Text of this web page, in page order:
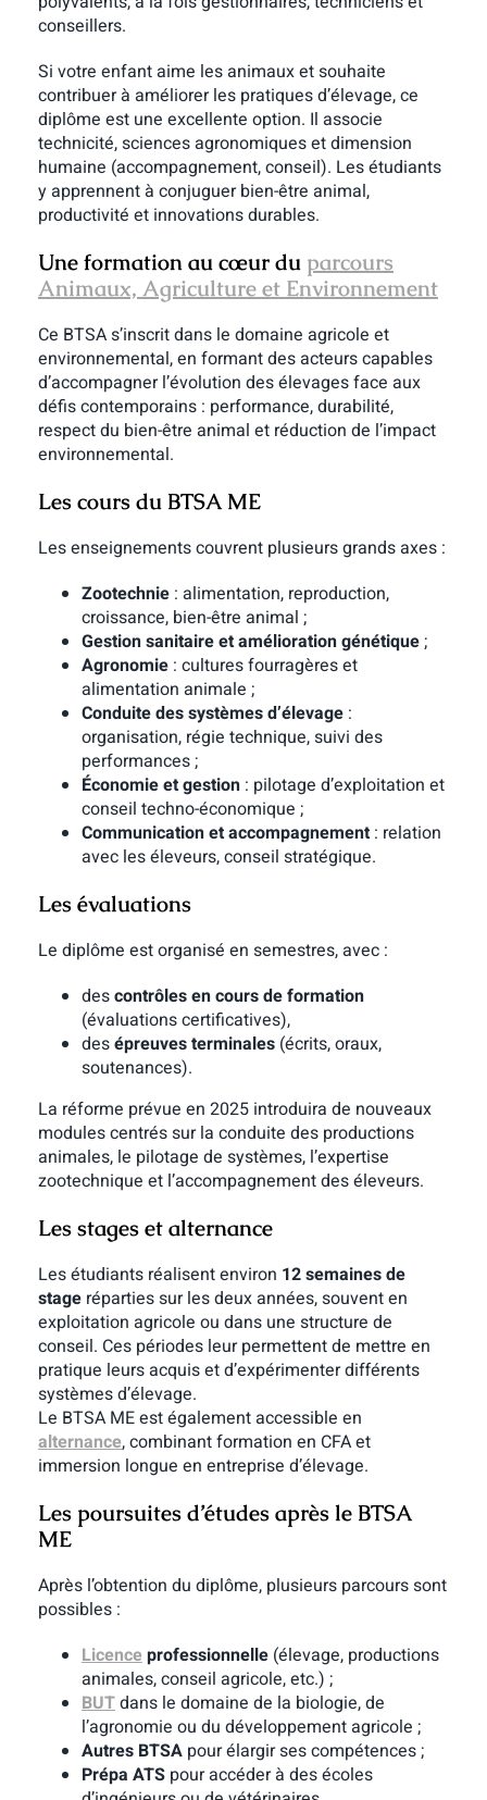
conseillers.
Si votre enfant aime les animaux et souhaite
contribuer à améliorer les pratiques d’élevage, ce
diplôme est une excellente option. Il associe
technicité, sciences agronomiques et dimension
humaine (accompagnement, conseil). Les étudiants
y apprennent à conjuguer bien-être animal,
productivité et innovations durables.
Une formation au cœur du parcours
Animaux, Agriculture et Environnement
Ce BTSA s’inscrit dans le domaine agricole et
environnemental, en formant des acteurs capables
d’accompagner l’évolution des élevages face aux
défis contemporains : performance, durabilité,
respect du bien-être animal et réduction de l’impact
environnemental.
Les cours du BTSA ME
Les enseignements couvrent plusieurs grands axes :
Zootechnie: alimentation, reproduction,
croissance, bien-être animal ;
Gestion sanitaire et amélioration génétique;
Agronomie: cultures fourragères et
alimentation animale ;
Conduite des systèmes d’élevage:
organisation, régie technique, suivi des
performances ;
Économie et gestion: pilotage d’exploitation et
conseil techno-économique ;
Communication et accompagnement: relation
avec les éleveurs, conseil stratégique.
Les évaluations
Le diplôme est organisé en semestres, avec :
descontrôles en cours de formation
(évaluations certificatives),
desépreuves terminales(écrits, oraux,
soutenances).
La réforme prévue en 2025 introduira de nouveaux
modules centrés sur la conduite des productions
animales, le pilotage de systèmes, l’expertise
zootechnique et l’accompagnement des éleveurs.
Les stages et alternance
Les étudiants réalisent environ 12 semaines de
stageréparties sur les deux années, souvent en
exploitation agricole ou dans une structure de
conseil. Ces périodes leur permettent de mettre en
pratique leurs acquis et d’expérimenter différents
systèmes d’élevage.
Le BTSA ME est également accessible en
alternance, combinant formation en CFA et
immersion longue en entreprise d’élevage.
Les poursuites d’études après le BTSA
ME
Après l’obtention du diplôme, plusieurs parcours sont
possibles :
Licenceprofessionnelle(élevage, productions
animales, conseil agricole, etc.) ;
BUTdans le domaine de la biologie, de
l’agronomie ou du développement agricole ;
Autres BTSApour élargir ses compétences ;
Prépa ATSpour accéder à des écoles